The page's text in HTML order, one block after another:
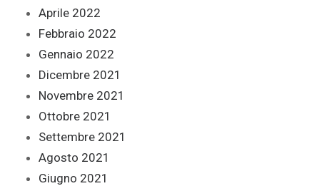
Aprile 2022
Febbraio 2022
Gennaio 2022
Dicembre 2021
Novembre 2021
Ottobre 2021
Settembre 2021
Agosto 2021
Giugno 2021